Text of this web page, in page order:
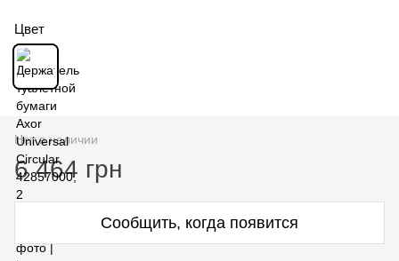
Цвет
Нет в наличии
6 464 грн
Сообщить, когда появится